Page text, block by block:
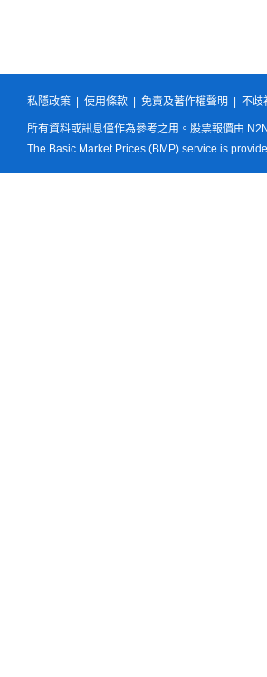
私隱政策 使用條款 免責及著作權聲明 不歧
所有資料或訊息僅作為參考之用。股票報價由
The Basic Market Prices (BMP) service is